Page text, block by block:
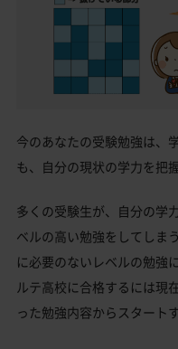
今のあなたの受験勉強は、
も、自分の現状の学力を把
多くの受験生が、自分の学
ベルの高い勉強をしてしま
に必要のないレベルの勉強
ルテ高校に合格するには現
った勉強内容からスタート